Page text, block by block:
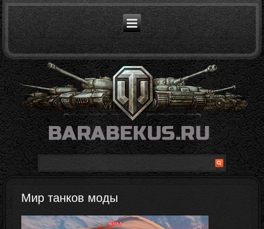
Мир танков моды